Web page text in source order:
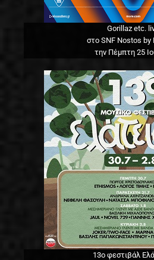
Gorillaz etc.
στο SNF Nostos by
την Πέμπτη 25
13o φεστιβάλ